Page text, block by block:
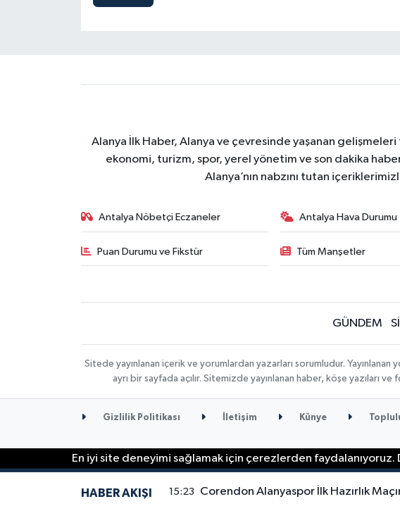
Alanya İlk Haber, Alanya ve çevresinde yaşanan
ekonomi, turizm, spor, yerel yönetim ve son dakika
Alanya’nın nabzını tutan
Antalya Nöbetçi Eczaneler Antalya Hava Durumu
Puan Durumu ve Fikstür Tüm Manşetler
GÜNDEM
Sitede yayınlanan içerik ve yorumlardan yazarları sorumludur.
ayrı bir sayfada açılır. Sitemizde yayınlanan haber, köşe yazıları
Gizlilik Politikası İletişim Künye
En iyi site deneyimi sağlamak için çerezlerden faydalanıyoruz.
HABER AKIŞI 15:23 Corendon Alanyaspor İlk Hazırlık